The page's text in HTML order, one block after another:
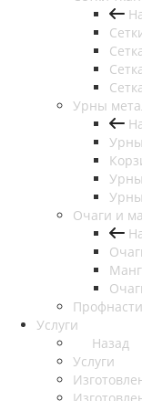
Урны
Очаги и
Услуги
Назад
Услуги